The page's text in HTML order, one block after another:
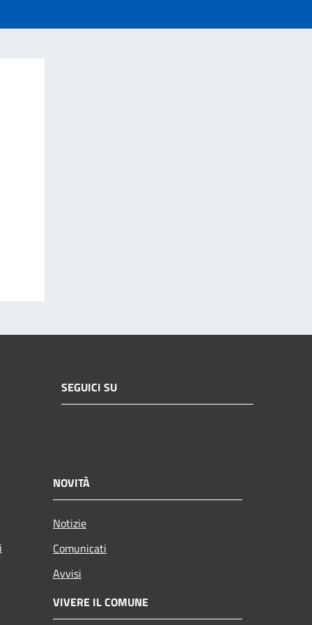
SEGUICI SU
NOVITÀ
Notizie
Comunicati
Avvisi
VIVERE IL COMUNE